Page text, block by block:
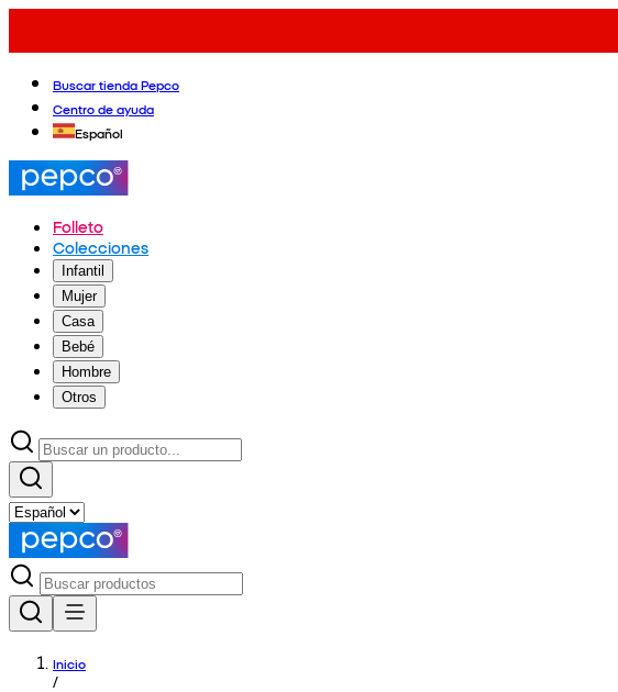
Buscar tienda Pepco
Centro de ayuda
Español
Folleto
Colecciones
Infantil
Mujer
Casa
Bebé
Hombre
Otros
Inicio
/